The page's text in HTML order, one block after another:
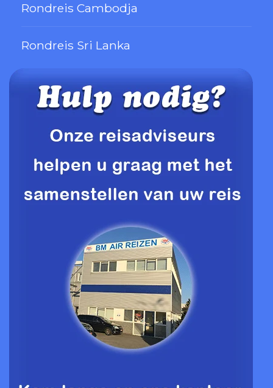
Rondreis Cambodja
Rondreis Sri Lanka